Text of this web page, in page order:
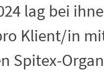
lag bei
Klient/in
Spitex-